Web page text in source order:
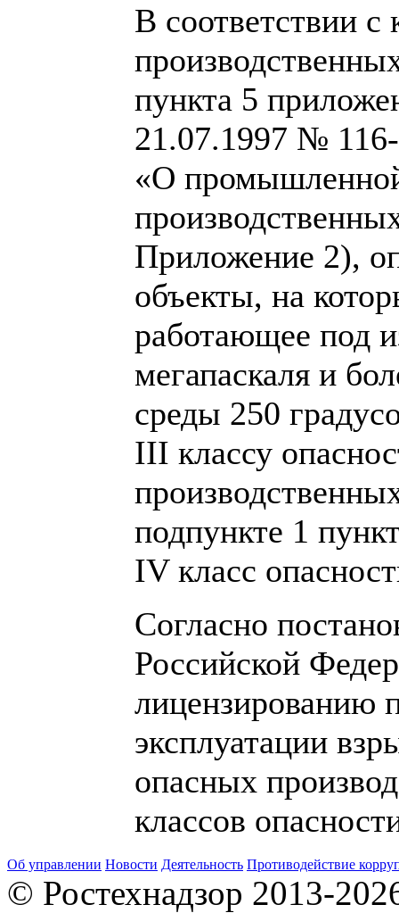
В соответствии
пункта 5
21.07.1997 №
«О
Приложение 2),
объекты, на
работающее под
мегапаскаля и
среды 250
III классу
подпункте 1
IV класс
Согласно
Российской
лицензированию
эксплуатации
опасных
классов
Об управлении Новости Деятельность Противодействие
© Ростехнадзор 2013-